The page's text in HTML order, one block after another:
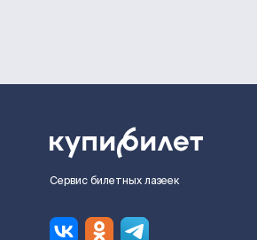
Сервис билетных лазеек